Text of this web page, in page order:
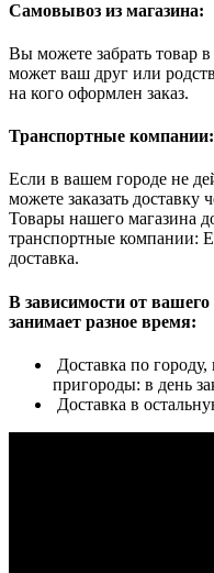
Самовывоз из магазина:
Вы можете забрать товар
может ваш друг или
на кого оформлен заказ.
Транспортные компании:
Если в вашем городе не
можете заказать
Товары нашего магазина
транспортные компании:
доставка.
В зависимости от
занимает разное время:
Доставка по
пригороды: в день
Доставка в